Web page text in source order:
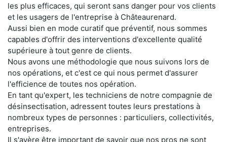
les plus efficaces, qui seront sans danger pour vos clients
et les usagers de l'entreprise à Châteaurenard.
Aussi bien en mode curatif que préventif, nous sommes
capables d'offrir des interventions d'excellente qualité
supérieure à tout genre de clients.
Nous avons une méthodologie que nous suivons lors de
nos opérations, et c'est ce qui nous permet d'assurer
l'efficience de toutes nos opération.
En tant qu'expert, les techniciens de notre compagnie de
désinsectisation, adressent toutes leurs prestations à
nombreux types de personnes : particuliers, collectivités,
entreprises.
Il s'avère être important de savoir que nos pros ne sont